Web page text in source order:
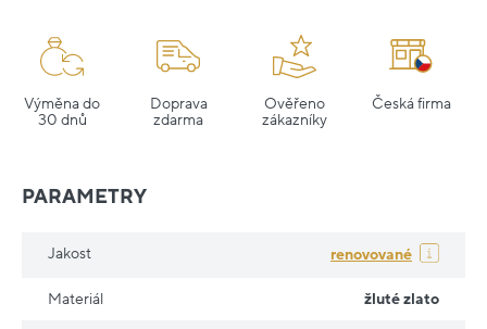
Výměna do
30 dnů
Doprava
zdarma
Ověřeno
zákazníky
Česká firma
PARAMETRY
Jakost renovované
Materiál žluté zlato